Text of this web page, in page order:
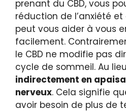
prenant du CBD, vous
réduction de l’anxiété
peut vous aider à vous
facilement.
le CBD ne modifie pas
cycle de sommeil. Au
indirectement en
nerveux. Cela signifie
avoir besoin de plus de